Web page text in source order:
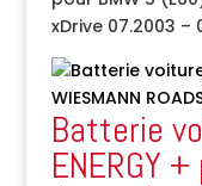
xDrive 07.2003 –
Batterie
ENERGY